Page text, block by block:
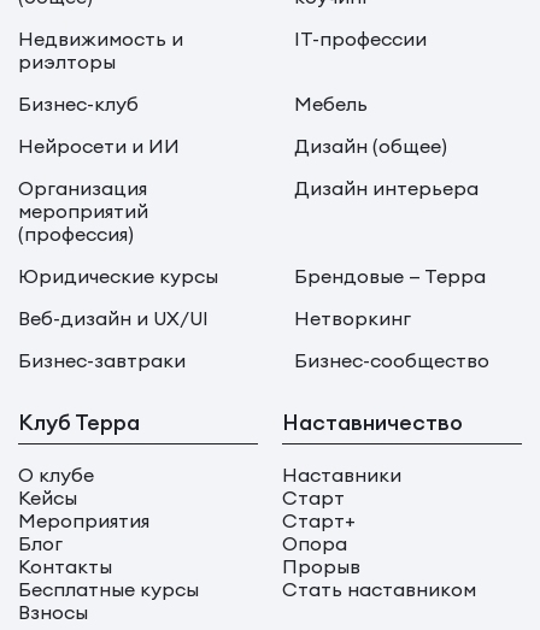
Недвижимость и
риэлторы
IT-профессии
Бизнес-клуб
Мебель
Нейросети и ИИ
Дизайн (общее)
Организация
мероприятий
(профессия)
Дизайн интерьера
Юридические курсы
Брендовые — Терра
Веб-дизайн и UX/UI
Нетворкинг
Бизнес-завтраки
Бизнес-сообщество
Клуб Терра
О клубе
Кейсы
Мероприятия
Блог
Контакты
Бесплатные курсы
Взносы
Наставничество
Наставники
Старт
Старт+
Опора
Прорыв
Стать наставником